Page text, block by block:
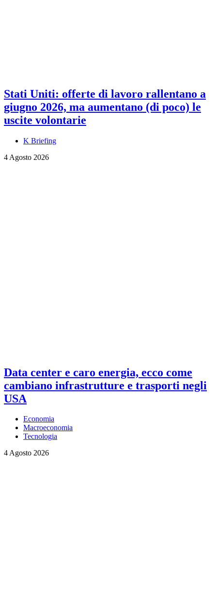
Stati Uniti: offerte di lavoro rallentano a
giugno 2026, ma aumentano (di poco) le
uscite volontarie
K Briefing
4 Agosto 2026
Data center e caro energia, ecco come
cambiano infrastrutture e trasporti negli
USA
Economia
Macroeconomia
Tecnologia
4 Agosto 2026